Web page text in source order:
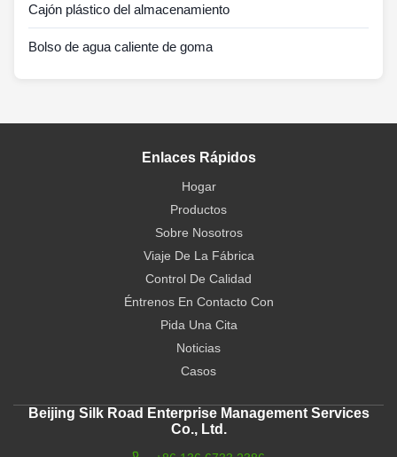
Cajón plástico del almacenamiento
Bolso de agua caliente de goma
Enlaces Rápidos
Hogar
Productos
Sobre Nosotros
Viaje De La Fábrica
Control De Calidad
Éntrenos En Contacto Con
Pida Una Cita
Noticias
Casos
Beijing Silk Road Enterprise Management Services
Co., Ltd.